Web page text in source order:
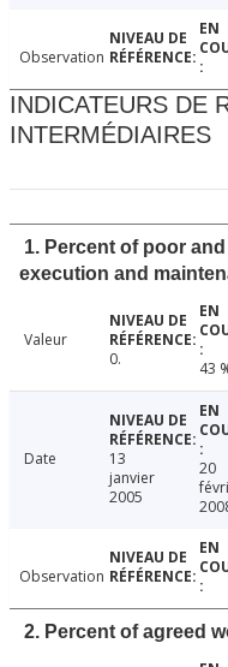
Observation
INDICATEURS DE
INTERMÉDIAIRES
1. Percent of poor
execution and
Valeur
0.
43
Date
13
janvier
2005
20
Observation
2. Percent of agreed